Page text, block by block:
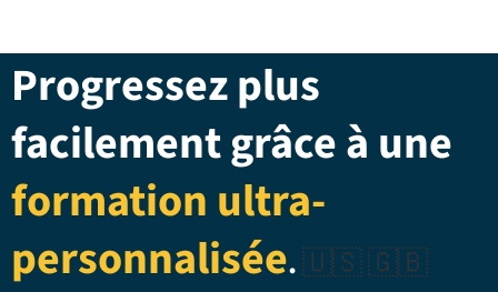
Progressez plus
facilement grâce à une
formation ultra-
personnalisée.🇺🇸 🇬🇧